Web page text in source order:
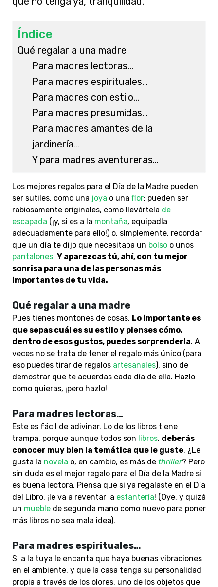
Índice
Qué regalar a una madre
Para madres lectoras…
Para madres espirituales…
Para madres con estilo…
Para madres presumidas…
Para madres amantes de la
jardinería…
Y para madres aventureras…
Los mejores regalos para el Día de la Madre pueden
ser sutiles, como una joya o una flor; pueden ser
rabiosamente originales, como llevártela de
escapada (¡y, si es a la montaña, equipadla
adecuadamente para ello!) o, simplemente, recordar
que un día te dijo que necesitaba un bolso o unos
pantalones. Y aparezcas tú, ahí, con tu mejor
sonrisa para una de las personas más
importantes de tu vida.
Qué regalar a una madre
Pues tienes montones de cosas. Lo importante es
que sepas cuál es su estilo y pienses cómo,
dentro de esos gustos, puedes sorprenderla. A
veces no se trata de tener el regalo más único (para
eso puedes tirar de regalos artesanales), sino de
demostrar que te acuerdas cada día de ella. Hazlo
como quieras, ¡pero hazlo!
Para madres lectoras…
Este es fácil de adivinar. Lo de los libros tiene
trampa, porque aunque todos son libros, deberás
conocer muy bien la temática que le guste. ¿Le
gusta la novela o, en cambio, es más de thriller? Pero
sin duda es el mejor regalo para el Día de la Madre si
es buena lectora. Piensa que si ya regalaste en el Día
del Libro, ¡le va a reventar la estantería! (Oye, y quizá
un mueble de segunda mano como nuevo para poner
más libros no sea mala idea).
Para madres espirituales…
Si a la tuya le encanta que haya buenas vibraciones
en el ambiente, y que la casa tenga su personalidad
propia a través de los olores, uno de los objetos que